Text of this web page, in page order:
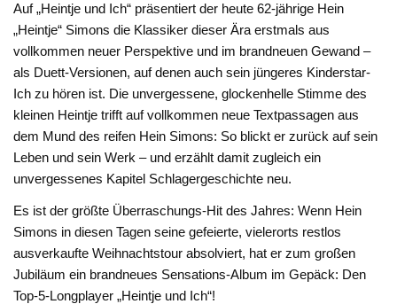
Auf „Heintje und Ich“ präsentiert der heute 62-jährige Hein
„Heintje“ Simons die Klassiker dieser Ära erstmals aus
vollkommen neuer Perspektive und im brandneuen Gewand –
als Duett-Versionen, auf denen auch sein jüngeres Kinderstar-
Ich zu hören ist. Die unvergessene, glockenhelle Stimme des
kleinen Heintje trifft auf vollkommen neue Textpassagen aus
dem Mund des reifen Hein Simons: So blickt er zurück auf sein
Leben und sein Werk – und erzählt damit zugleich ein
unvergessenes Kapitel Schlagergeschichte neu.
Es ist der größte Überraschungs-Hit des Jahres: Wenn Hein
Simons in diesen Tagen seine gefeierte, vielerorts restlos
ausverkaufte Weihnachtstour absolviert, hat er zum großen
Jubiläum ein brandneues Sensations-Album im Gepäck: Den
Top-5-Longplayer „Heintje und Ich“!